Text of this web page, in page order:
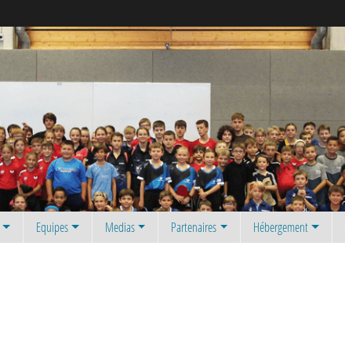
Equipes Medias Partenaires Hébergement